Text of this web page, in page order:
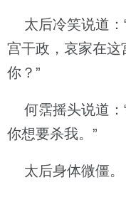
太后冷笑说道：
宫干政，哀家在
你？”
何霑摇头说道：
你想要杀我。”
太后身体微僵。